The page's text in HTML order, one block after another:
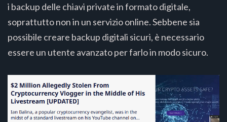
i backup delle chiavi private in formato digitale,
soprattutto non in un servizio online. Sebbene sia
possibile creare backup digitali sicuri, è necessario
essere un utente avanzato per farlo in modo sicuro.